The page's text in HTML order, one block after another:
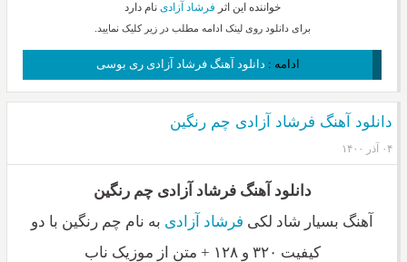
خواننده این اثر فرشاد آزادی نام دارد
برای دانلود روی لینک ادامه مطلب در زیر کلیک نمایید.
ادامه : دانلود آهنگ فرشاد آزادی ری بوسی
دانلود آهنگ فرشاد آزادی چم رنگین
۰۴ آذر ۱۴۰۰
دانلود آهنگ فرشاد آزادی چم رنگین
آهنگ بسیار شاد لکی فرشاد آزادی به نام چم رنگین با دو
کیفیت ۳۲۰ و ۱۲۸ + متن از موزیک ناب